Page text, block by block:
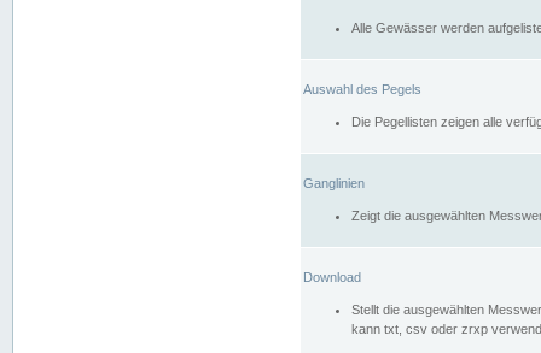
Alle Gewässer werden
Auswahl des Pegels
Die Pegellisten zeigen alle
Ganglinien
Zeigt die ausgewählten
Download
Stellt die ausgewählten
kann txt, csv oder zrxp